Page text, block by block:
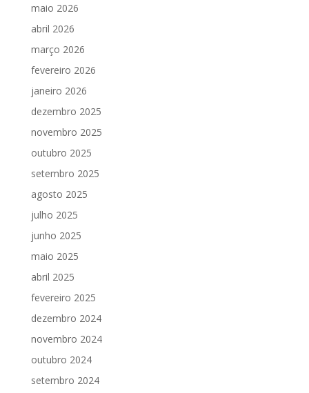
maio 2026
abril 2026
março 2026
fevereiro 2026
janeiro 2026
dezembro 2025
novembro 2025
outubro 2025
setembro 2025
agosto 2025
julho 2025
junho 2025
maio 2025
abril 2025
fevereiro 2025
dezembro 2024
novembro 2024
outubro 2024
setembro 2024